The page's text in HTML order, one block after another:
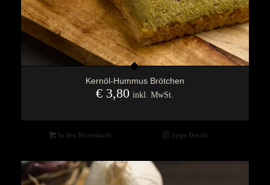
Kernöl-Hummus Brötchen
€ 3,80 inkl. MwSt.
In den Warenkorb Zeige Details